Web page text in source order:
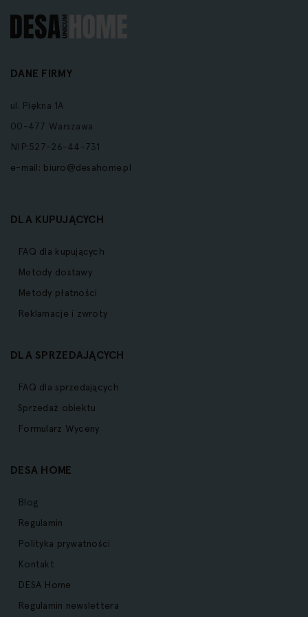
DANE FIRMY
ul. Piękna 1A
00-477 Warszawa
NIP:527-26-44-731
e-mail: biuro@desahome.pl
DLA KUPUJĄCYCH
FAQ dla kupujących
Metody dostawy
Metody płatności
Reklamacje i zwroty
DLA SPRZEDAJĄCYCH
FAQ dla sprzedających
Sprzedaż obiektu
Formularz Wyceny
DESA HOME
Blog
Regulamin
Polityka prywatności
Kontakt
DESA Home
Regulamin newslettera